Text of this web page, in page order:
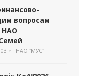
вопросам
НАО
НАО "МУС"